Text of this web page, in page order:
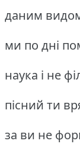
даним
ми по дні
наука і не
пісний ти
за ви не